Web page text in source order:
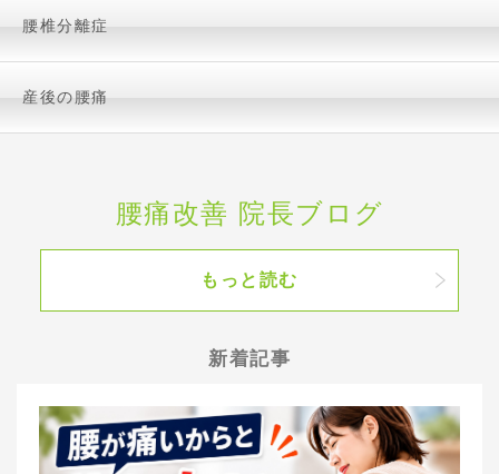
腰椎分離症
産後の腰痛
腰痛改善 院長ブログ
もっと読む
新着記事